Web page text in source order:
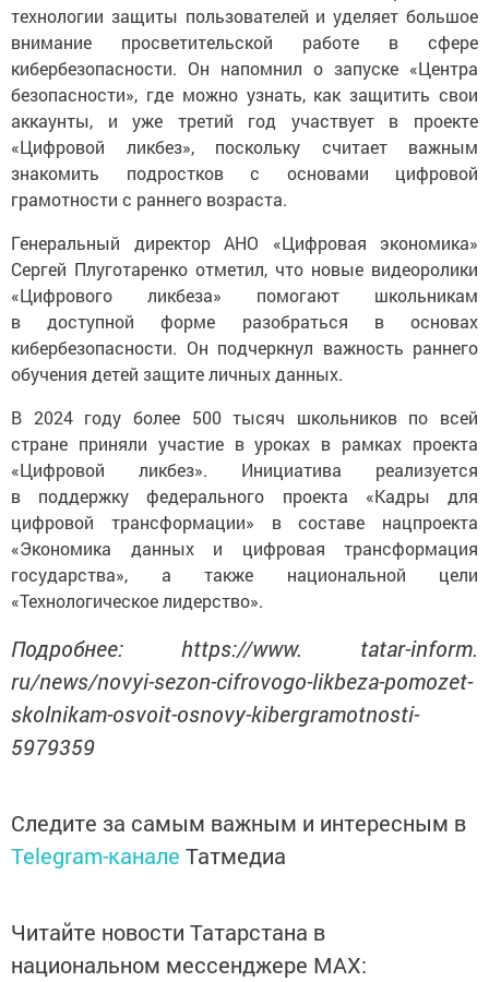
технологии защиты пользователей и уделяет большое
внимание просветительской работе в сфере
кибербезопасности. Он напомнил о запуске «Центра
безопасности», где можно узнать, как защитить свои
аккаунты, и уже третий год участвует в проекте
«Цифровой ликбез», поскольку считает важным
знакомить подростков с основами цифровой
грамотности с раннего возраста.
Генеральный директор АНО «Цифровая экономика»
Сергей Плуготаренко отметил, что новые видеоролики
«Цифрового ликбеза» помогают школьникам
в доступной форме разобраться в основах
кибербезопасности. Он подчеркнул важность раннего
обучения детей защите личных данных.
В 2024 году более 500 тысяч школьников по всей
стране приняли участие в уроках в рамках проекта
«Цифровой ликбез». Инициатива реализуется
в поддержку федерального проекта «Кадры для
цифровой трансформации» в составе нацпроекта
«Экономика данных и цифровая трансформация
государства», а также национальной цели
«Технологическое лидерство».
Подробнее: https://www. tatar-inform.
ru/news/novyi-sezon-cifrovogo-likbeza-pomozet-
skolnikam-osvoit-osnovy-kibergramotnosti-
5979359
Следите за самым важным и интересным в
Telegram-канале Татмедиа
Читайте новости Татарстана в
национальном мессенджере MАХ: